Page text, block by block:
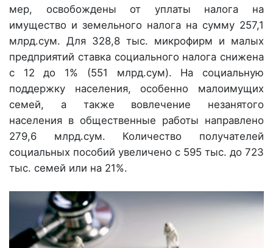
мер, освобождены от уплаты налога на
имущество и земельного налога на сумму 257,1
млрд.сум. Для 328,8 тыс. микрофирм и малых
предприятий ставка социального налога снижена
с 12 до 1% (551 млрд.сум). На социальную
поддержку населения, особенно малоимущих
семей, а также вовлечение незанятого
населения в общественные работы направлено
279,6 млрд.сум. Количество получателей
социальных пособий увеличено с 595 тыс. до 723
тыс. семей или на 21%.